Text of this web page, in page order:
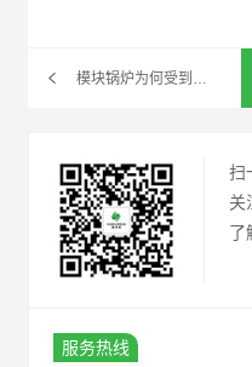
扫
关
了
服务热线